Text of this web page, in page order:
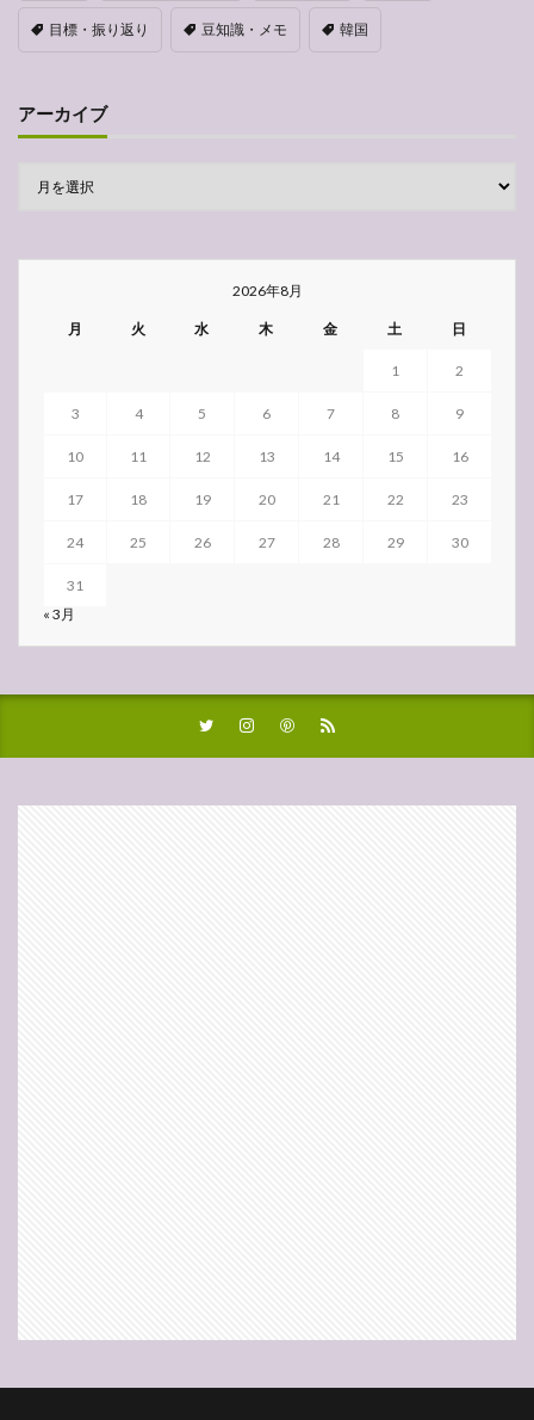
目標・振り返り 豆知識・メモ 韓国
アーカイブ
2026年8月
月 火 水 木 金 土 日
1 2
3 4 5 6 7 8 9
10 11 12 13 14 15 16
17 18 19 20 21 22 23
24 25 26 27 28 29 30
31
« 3月